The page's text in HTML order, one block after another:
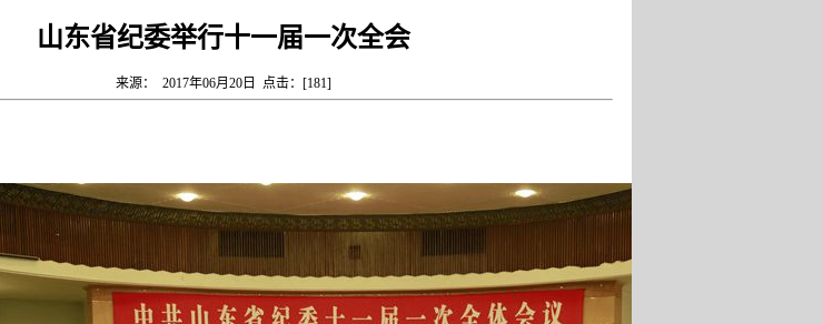
山东省纪委举行十一届一次全会
来源： 2017年06月20日 点击：[181]